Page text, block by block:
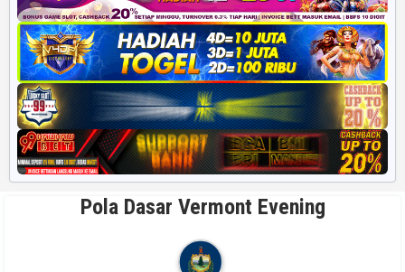
Pola Dasar Vermont Evening